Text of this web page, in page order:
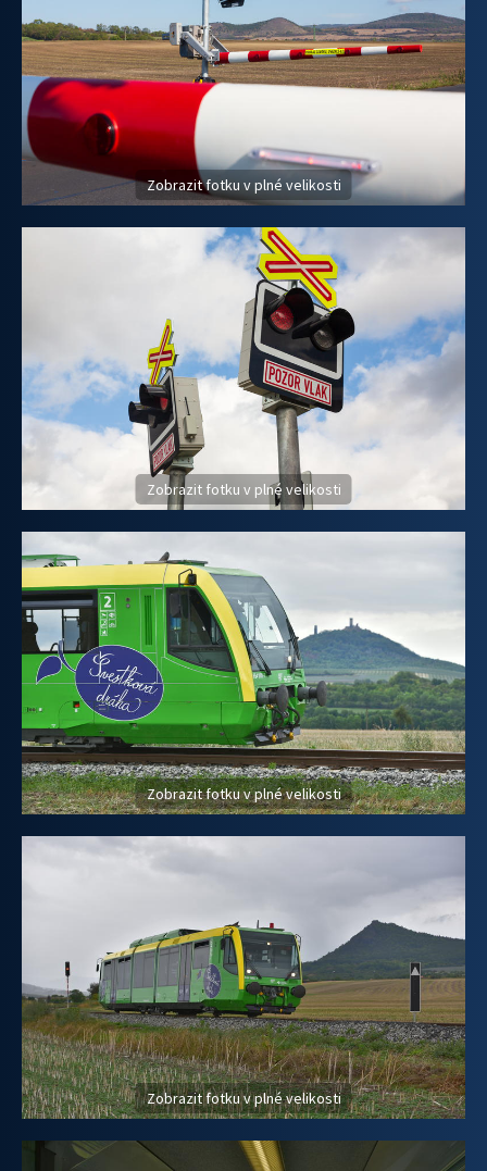
Zobrazit fotku v plné velikosti
Zobrazit fotku v plné velikosti
Zobrazit fotku v plné velikosti
Zobrazit fotku v plné velikosti